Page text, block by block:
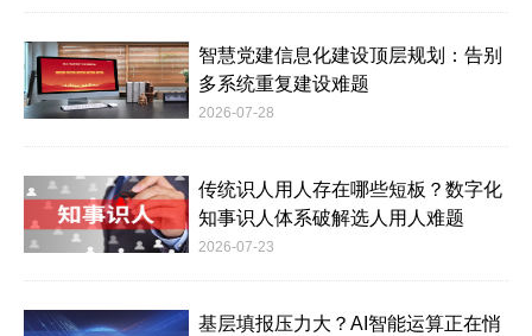
智慧党建信息化建设顶层规划：告别
多系统重复建设难题
2026-07-28
传统识人用人存在哪些短板？数字化
知事识人体系破解选人用人难题
2026-07-23
基层填报压力大？AI智能运算正在悄